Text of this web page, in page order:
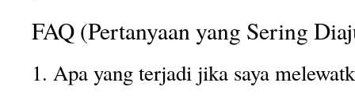
FAQ (Pertanyaan yang Sering
1. Apa yang terjadi jika saya